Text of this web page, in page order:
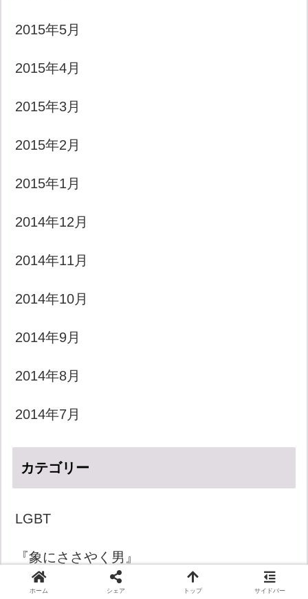
2015年5月
2015年4月
2015年3月
2015年2月
2015年1月
2014年12月
2014年11月
2014年10月
2014年9月
2014年8月
2014年7月
カテゴリー
LGBT
『象にささやく男』
きょうのダジャレ
ホーム シェア トップ サイドバー